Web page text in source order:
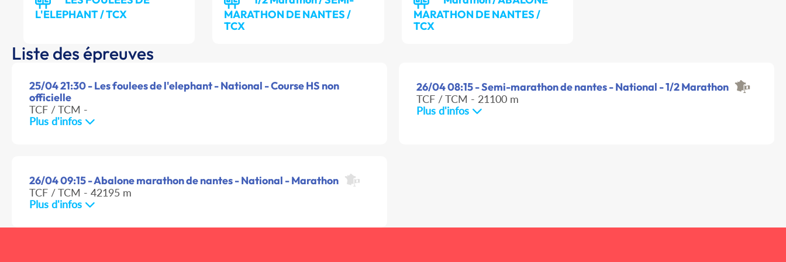
L'ELEPHANT / TCX
MARATHON DE NANTES /
TCX
MARATHON DE NANTES /
TCX
Liste des épreuves
25/04 21:30 - Les foulees de l'elephant - National - Course HS non
officielle
TCF / TCM -
Plus d'infos
26/04 08:15 - Semi-marathon de nantes - National - 1/2 Marathon
TCF / TCM - 21100 m
Plus d'infos
26/04 09:15 - Abalone marathon de nantes - National - Marathon
TCF / TCM - 42195 m
Plus d'infos